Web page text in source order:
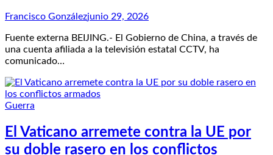
Francisco Gonzálezjunio 29, 2026
Fuente externa BEIJING.- El Gobierno de China, a través de
una cuenta afiliada a la televisión estatal CCTV, ha
comunicado…
Guerra
El Vaticano arremete contra la UE por
su doble rasero en los conflictos